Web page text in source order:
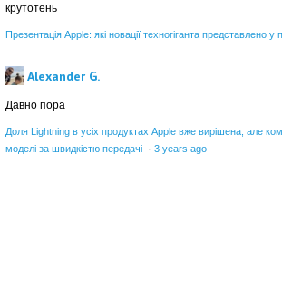
крутотень
Презентація Apple: які новації техногіганта представлено у
Alexander G.
Давно пора
Доля Lightning в усіх продуктах Apple вже вирішена, але
моделі за швидкістю передачі · 3 years ago